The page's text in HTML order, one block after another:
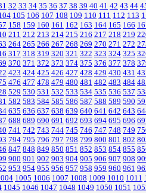
32 33 34 35 36 37 38 39 40 41 42 43 44
105 106 107 108 109 110 111 112 113
158 159 160 161 162 163 164 165 166
211 212 213 214 215 216 217 218 219
264 265 266 267 268 269 270 271 272
317 318 319 320 321 322 323 324 325
370 371 372 373 374 375 376 377 378
423 424 425 426 427 428 429 430 431
476 477 478 479 480 481 482 483 484
529 530 531 532 533 534 535 536 537
582 583 584 585 586 587 588 589 590
635 636 637 638 639 640 641 642 643
688 689 690 691 692 693 694 695 696
741 742 743 744 745 746 747 748 749
794 795 796 797 798 799 800 801 802
847 848 849 850 851 852 853 854 855
900 901 902 903 904 905 906 907 908
953 954 955 956 957 958 959 960 961
1005 1006 1007 1008 1009 1010 1011
1045 1046 1047 1048 1049 1050 1051